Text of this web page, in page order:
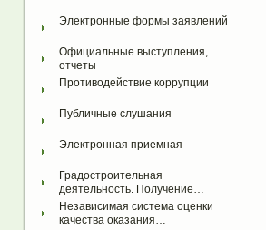
Электронные формы заявлений
Официальные выступления,
отчеты
Противодействие коррупции
Публичные слушания
Электронная приемная
Градостроительная
деятельность. Получение…
Независимая система оценки
качества оказания…